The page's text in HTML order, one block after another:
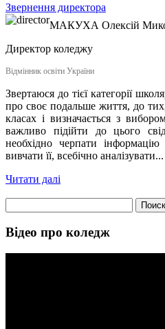
Звернення директора
МАКУХА Олексій
Директор коледжу
Відмінник освіти України
Звертаюся до тієї категорії
про своє подальше життя, до
класах і визначається з
важливо підійти до цього
необхідно черпати
вивчати її, всебічно аналізувати...
Читати далі
Відео про коледж